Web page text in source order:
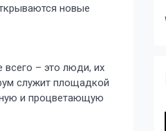
новые
– это люди, их
служит площадкой
и процветающую